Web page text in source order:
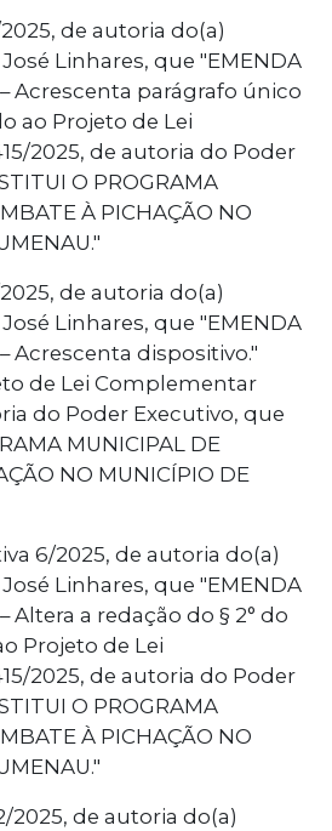
de autoria do(a)
Linhares, que "EMENDA
– Acrescenta parágrafo único
ao Projeto de Lei
2025, de autoria do Poder
O PROGRAMA
À PICHAÇÃO NO
de autoria do(a)
Linhares, que "EMENDA
Acrescenta dispositivo."
de Lei Complementar
do Poder Executivo, que
MUNICIPAL DE
NO MUNICÍPIO DE
6/2025, de autoria do(a)
Linhares, que "EMENDA
Altera a redação do § 2° do
Projeto de Lei
2025, de autoria do Poder
O PROGRAMA
À PICHAÇÃO NO
2025, de autoria do(a)